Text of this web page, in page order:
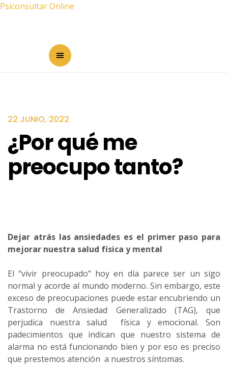
Psiconsultar Online
22 JUNIO, 2022
¿Por qué me
preocupo tanto?
Dejar atrás las ansiedades es el primer paso para
mejorar nuestra salud física y mental
El “vivir preocupado” hoy en día parece ser un sigo
normal y acorde al mundo moderno. Sin embargo, este
exceso de preocupaciones puede estar encubriendo un
Trastorno de Ansiedad Generalizado (TAG), que
perjudica nuestra salud física y emocional. Son
padecimientos que indican que nuestro sistema de
alarma no está funcionando bien y por eso es preciso
que prestemos atención a nuestros síntomas.